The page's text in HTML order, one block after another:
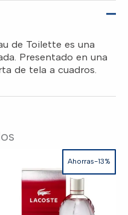
de Toilette es una
Presentado en una
de tela a cuadros.
Ahorras-13%